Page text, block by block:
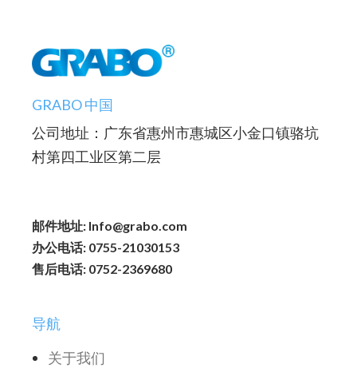
GRABO 中国
公司地址：广东省惠州市惠城区小金口镇骆坑
村第四工业区第二层
邮件地址: Info@grabo.com
办公电话: 0755-21030153
售后电话: 0752-2369680
导航
关于我们